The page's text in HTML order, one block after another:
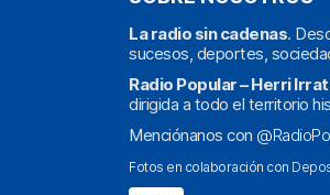
La radio sin cadenas.
sucesos, deportes,
Radio Popular – Herri
dirigida a todo el territorio
Menciónanos con
Fotos en colaboración con